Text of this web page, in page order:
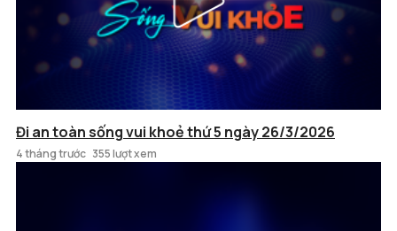
Đi an toàn sống vui khoẻ thứ 5 ngày 26/3/2026
4 tháng trước 355 lượt xem